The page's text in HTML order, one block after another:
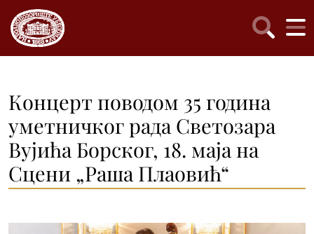
Концерт поводом 35 година
уметничког рада Светозара
Вујића Борског, 18. маја на
Сцени „Раша Плаовић“